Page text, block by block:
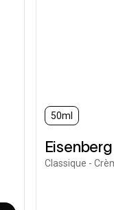
50ml
Eisenberg
Classique -